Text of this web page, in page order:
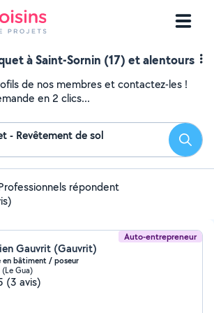
à Saint-Sornin (17) et alentours
de nos membres et contactez-les !
en 2 clics...
- Revêtement de sol
répondent
Auto-entrepreneur
Gauvrit (Gauvrit)
en bâtiment / poseur
(Le Gua)
(3 avis)